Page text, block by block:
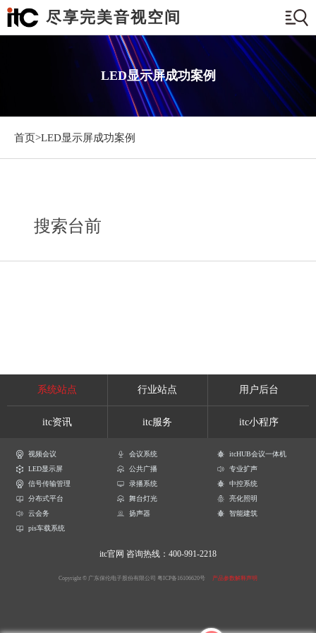
尽享完美音视空间
LED显示屏成功案例
首页>LED显示屏成功案例
搜索台前
系统站点 行业站点 用户后台
itc资讯 itc服务 itc小程序
视频会议 会议系统
itcHUB会议一体机
LED显示屏
公共广播
专业扩声
信号传输管理
录播系统
中控系统
分布式平台
舞台灯光
亮化照明
云会务
扬声器
智能建筑
pis车载系统
itc官网 咨询热线：400-991-2218
Copyright © 广东保伦电子股份有限公司 粤ICP备16106620号 产品参数解释声明